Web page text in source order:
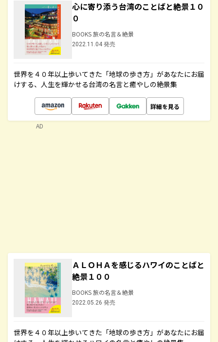
心に寄り添う台湾のことばと絶景１０
０
BOOKS 旅の名言＆絶景
2022.11.04 発売
世界を４０年以上歩いてきた「地球の歩き方」があなたにお届
けする、人生を輝かせる台湾の名言と癒やしの絶景集
詳細を見る
ＡＬＯＨＡを感じるハワイのことばと
絶景１００
BOOKS 旅の名言＆絶景
2022.05.26 発売
世界を４０年以上歩いてきた「地球の歩き方」があなたにお届
AD